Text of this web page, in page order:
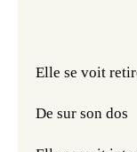
Elle se voit
De sur son dos